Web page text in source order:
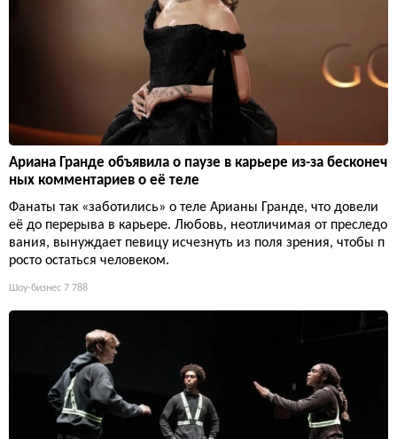
Ариана Гранде объявила о паузе в карьере из-за бесконеч
ных комментариев о её теле
Фанаты так «заботились» о теле Арианы Гранде, что довели
её до перерыва в карьере. Любовь, неотличимая от преследо
вания, вынуждает певицу исчезнуть из поля зрения, чтобы п
росто остаться человеком.
Шоу-бизнес 7 788